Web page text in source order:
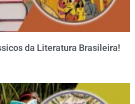
da Literatura Brasileira!